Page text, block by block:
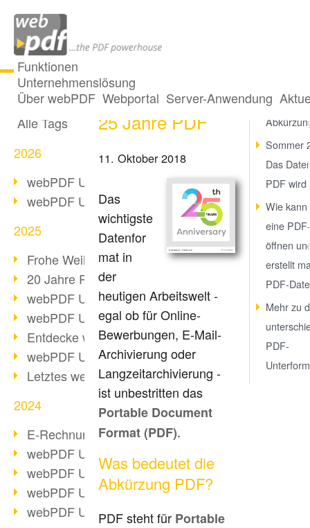
Funktionen
Unternehmenslösung
Über webPDF Webportal Server-Anwendung
Alle Beiträge
Alle Tags
2026
webPDF Update 10.0.5
webPDF Update 10.0.4
2025
Frohe Weihnachten & Auszeit
20 Jahre PDF/A
webPDF Update 10.0.3
webPDF Update 10.0.2
Entdecke webPDF 10
webPDF Update 9.0.0.3655
Letztes webPDF 8 Update
2024
E-Rechnungsstellung ab 2025
webPDF Update 9.0.0.3584
webPDF Update 9.0.0.3479
webPDF Update 9.0.0.3361
webPDF Update 9.0.0.3264
Happy Birthday:
25 Jahre PDF
11. Oktober 2018
Das
wichtigste
Datenfor
mat in
der
heutigen Arbeitswelt -
egal ob für Online-
Bewerbungen, E-Mail-
Archivierung oder
Langzeitarchivierung -
ist unbestritten das
Portable Document
Format (PDF).
Was bedeutet die
Abkürzung PDF?
PDF steht für Portable
Was
Sommer
Das
PDF wird
Wie kann
eine
öffnen
erstellt
PDF-
Mehr zu
PDF-